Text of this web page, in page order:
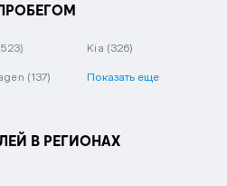
Kia (326)
(137) Показать еще
В РЕГИОНАХ